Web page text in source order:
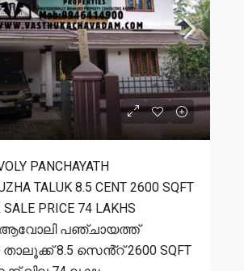
PANCHAYATH
TALUK 8.5 CENT 2600 SQFT
SALE PRICE 74 LAKHS
ആവോലി പഞ്ചായത്ത്
8.5 സെൻ്റ് 2600 SQFT